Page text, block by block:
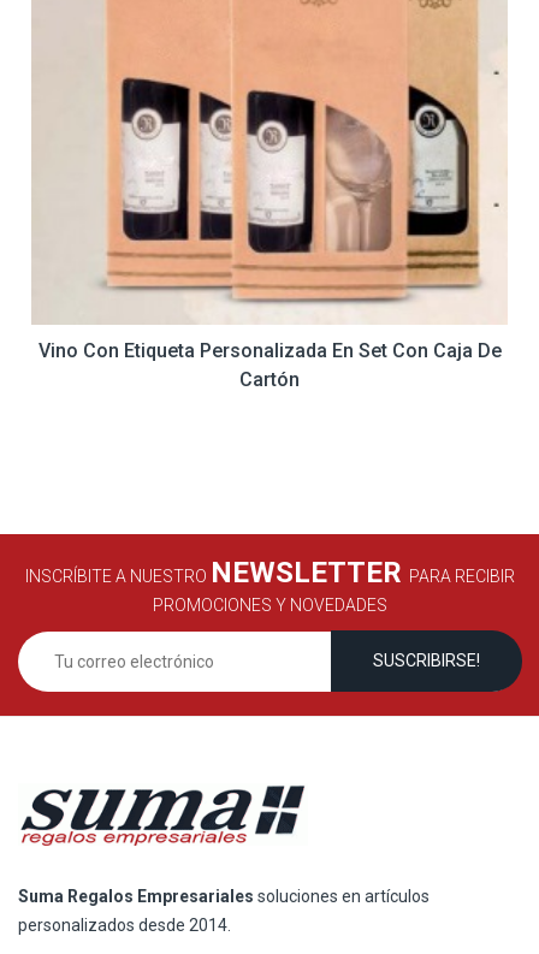
Vino Con Etiqueta Personalizada En Set Con Caja De
Cartón
INSCRÍBITE A NUESTRO NEWSLETTER PARA RECIBIR
PROMOCIONES Y NOVEDADES
Suma Regalos Empresariales soluciones en artículos
personalizados desde 2014.